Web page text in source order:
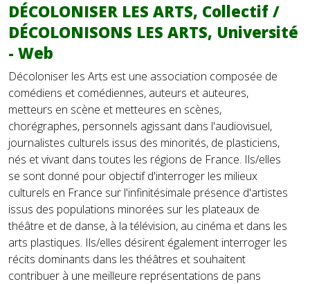
DÉCOLONISER LES ARTS, Collectif /
DÉCOLONISONS LES ARTS, Université
- Web
Décoloniser les Arts est une association composée de
comédiens et comédiennes, auteurs et auteures,
metteurs en scène et metteures en scènes,
chorégraphes, personnels agissant dans l'audiovisuel,
journalistes culturels issus des minorités, de plasticiens,
nés et vivant dans toutes les régions de France. Ils/elles
se sont donné pour objectif d'interroger les milieux
culturels en France sur l'infinitésimale présence d'artistes
issus des populations minorées sur les plateaux de
théâtre et de danse, à la télévision, au cinéma et dans les
arts plastiques. Ils/elles désirent également interroger les
récits dominants dans les théâtres et souhaitent
contribuer à une meilleure représentations de pans